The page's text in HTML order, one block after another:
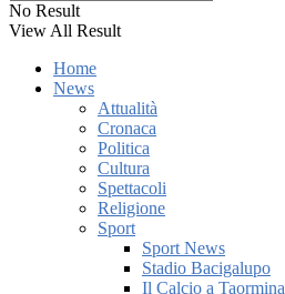
No Result
View All Result
Home
News
Attualità
Cronaca
Politica
Cultura
Spettacoli
Religione
Sport
Sport News
Stadio Bacigalupo
Il Calcio a Taormina